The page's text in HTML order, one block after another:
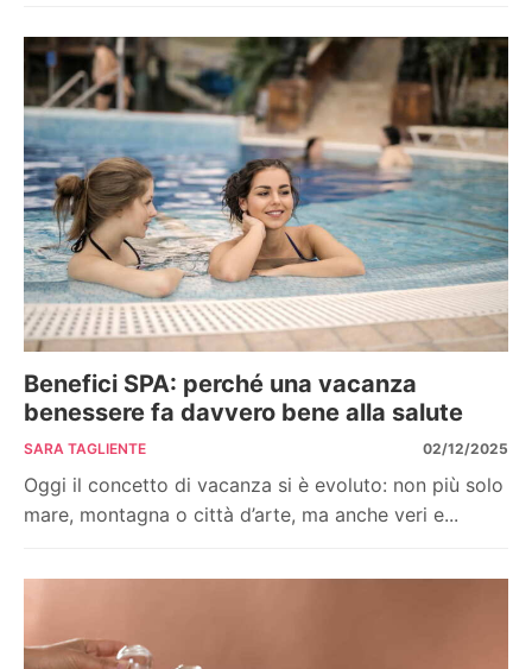
Benefici SPA: perché una vacanza
benessere fa davvero bene alla salute
SARA TAGLIENTE 02/12/2025
Oggi il concetto di vacanza si è evoluto: non più solo
mare, montagna o città d’arte, ma anche veri e...